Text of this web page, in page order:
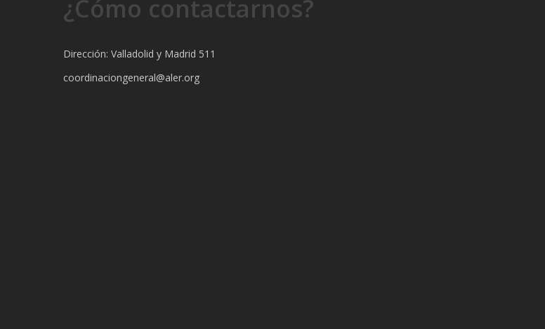
¿Cómo contactarnos?
Dirección: Valladolid y Madrid 511
coordinaciongeneral@aler.org